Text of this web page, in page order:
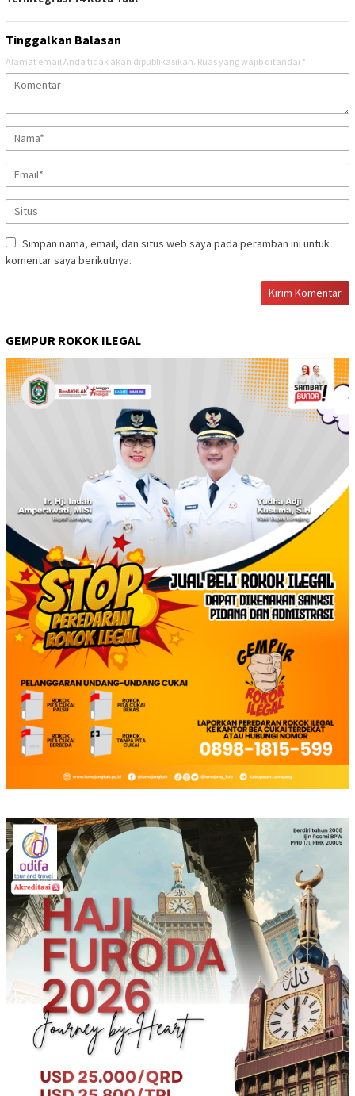
Tinggalkan Balasan
Alamat email Anda tidak akan dipublikasikan. Ruas yang wajib ditandai *
Simpan nama, email, dan situs web saya pada peramban ini untuk
komentar saya berikutnya.
GEMPUR ROKOK ILEGAL